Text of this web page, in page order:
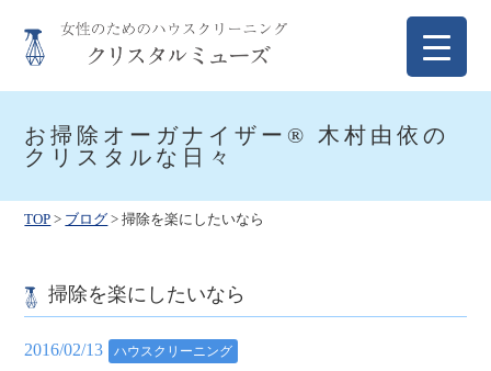
content
お掃除オーガナイザー® 木村由依の
クリスタルな日々
TOP > ブログ >掃除を楽にしたいなら
掃除を楽にしたいなら
2016/02/13 ハウスクリーニング